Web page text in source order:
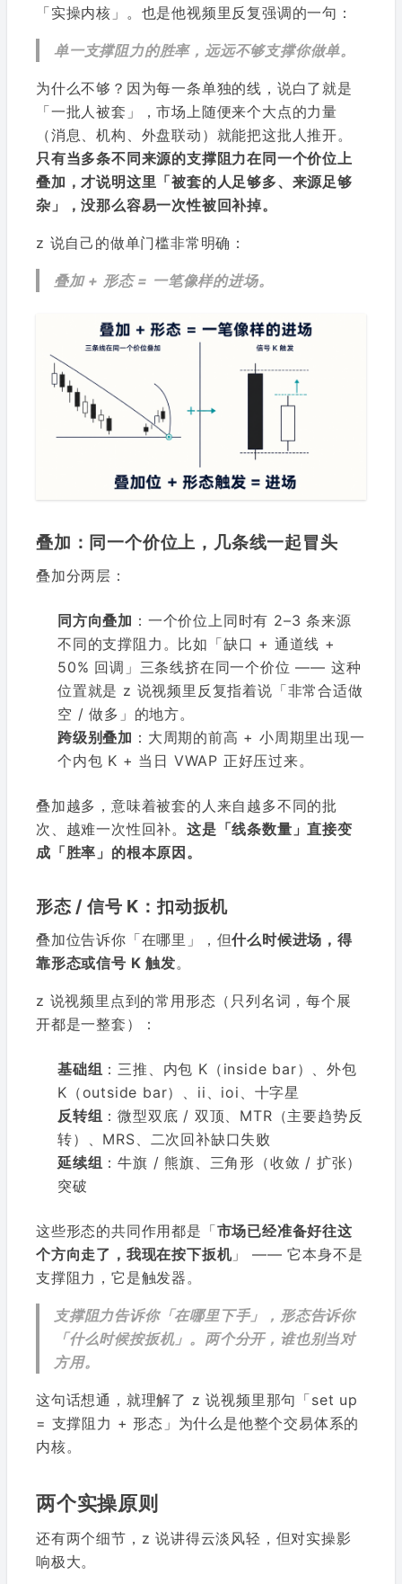
「实操内核」。也是他视频里反复强调的一句：
单一支撑阻力的胜率，远远不够支撑你做单。
为什么不够？因为每一条单独的线，说白了就是
「一批人被套」，市场上随便来个大点的力量
（消息、机构、外盘联动）就能把这批人推开。
只有当多条不同来源的支撑阻力在同一个价位上
叠加，才说明这里「被套的人足够多、来源足够
杂」，没那么容易一次性被回补掉。
z 说自己的做单门槛非常明确：
叠加 + 形态 = 一笔像样的进场。
叠加：同一个价位上，几条线一起冒头
叠加分两层：
同方向叠加 ：一个价位上同时有 2–3 条来源
不同的支撑阻力。比如「缺口 + 通道线 +
50% 回调」三条线挤在同一个价位 —— 这种
位置就是 z 说视频里反复指着说「非常合适做
空 / 做多」的地方。
跨级别叠加 ：大周期的前高 + 小周期里出现一
个内包 K + 当日 VWAP 正好压过来。
叠加越多，意味着被套的人来自越多不同的批
次、越难一次性回补。这是「线条数量」直接变
成「胜率」的根本原因。
形态 / 信号 K：扣动扳机
叠加位告诉你「在哪里」，但什么时候进场，得
靠形态或信号 K 触发。
z 说视频里点到的常用形态（只列名词，每个展
开都是一整套）：
基础组 ：三推、内包 K（inside bar）、外包
K（outside bar）、ii、ioi、十字星
反转组 ：微型双底 / 双顶、MTR（主要趋势反
转）、MRS、二次回补缺口失败
延续组 ：牛旗 / 熊旗、三角形（收敛 / 扩张）
突破
这些形态的共同作用都是「市场已经准备好往这
个方向走了，我现在按下扳机」 —— 它本身不是
支撑阻力，它是触发器。
支撑阻力告诉你「在哪里下手」，形态告诉你
「什么时候按扳机」。两个分开，谁也别当对
方用。
这句话想通，就理解了 z 说视频里那句「set up
= 支撑阻力 + 形态」为什么是他整个交易体系的
内核。
两个实操原则
还有两个细节，z 说讲得云淡风轻，但对实操影
响极大。